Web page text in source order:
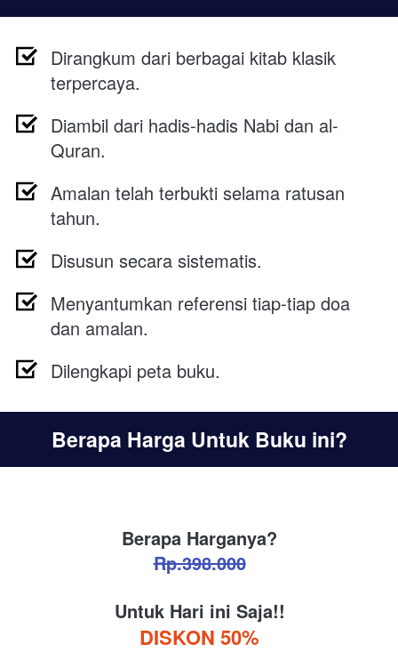
Dirangkum dari berbagai kitab klasik
terpercaya.
Diambil dari hadis-hadis Nabi dan al-
Quran.
Amalan telah terbukti selama ratusan
tahun.
Disusun secara sistematis.
Menyantumkan referensi tiap-tiap doa
dan amalan.
Dilengkapi peta buku.
Berapa Harga Untuk Buku ini?
Berapa Harganya?
Rp.398.000
Untuk Hari ini Saja!!
DISKON 50%